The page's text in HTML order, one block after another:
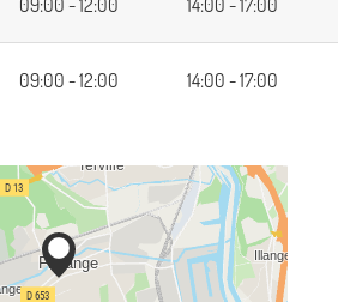
09:00 - 12:00 14:00 - 17:00
09:00 - 12:00 14:00 - 17:00